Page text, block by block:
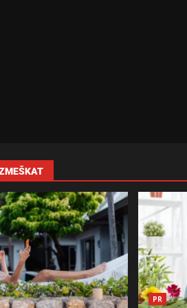
PR